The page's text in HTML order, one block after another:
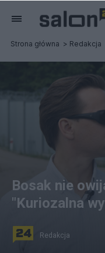
Strona główna Redakcja
Bosak nie
"Kuriozalna
Redakcja